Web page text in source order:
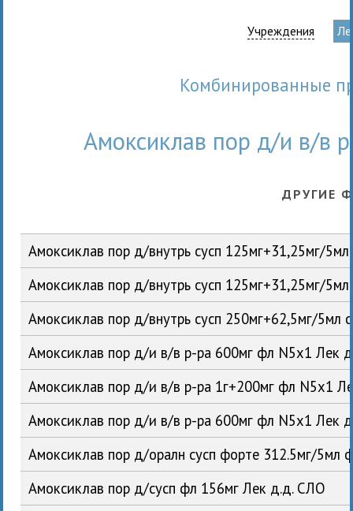
Учреждения
Комбинированные
Амоксиклав пор д/и в/в
ДРУГИЕ
Амоксиклав пор д/внутрь сусп 125мг+31,25мг/
Амоксиклав пор д/внутрь сусп 125мг+31,25мг/
Амоксиклав пор д/внутрь сусп 250мг+62,5мг/
Амоксиклав пор д/и в/в р-ра 600мг фл N5x1 Лек
Амоксиклав пор д/и в/в р-ра 1г+200мг фл N5x1
Амоксиклав пор д/и в/в р-ра 600мг фл N5x1 Лек
Амоксиклав пор д/оралн сусп форте 312.5мг/
Амоксиклав пор д/сусп фл 156мг Лек д.д. СЛО